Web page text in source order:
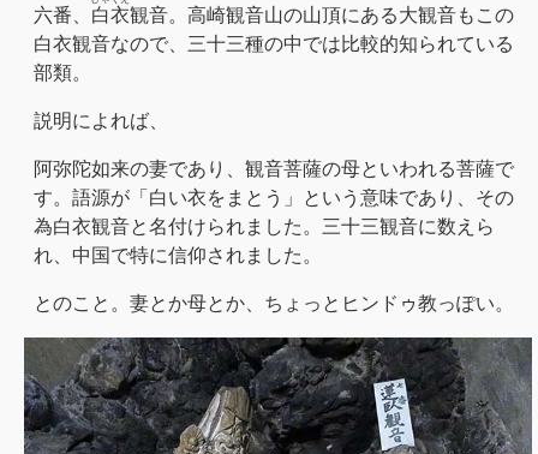
六番、 白衣観音。高崎観音山の山頂にある大観音もこの
白衣観音なので、三十三種の中では比較的知られている
部類。
説明によれば、
阿弥陀如来の妻であり、観音菩薩の母といわれる菩薩で
す。語源が「白い衣をまとう」という意味であり、その
為白衣観音と名付けられました。三十三観音に数えら
れ、中国で特に信仰されました。
とのこと。妻とか母とか、ちょっとヒンドゥ教っぽい。